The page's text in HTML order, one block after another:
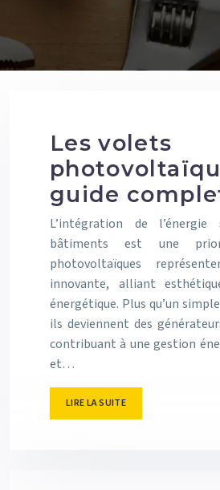
Les volets
guide
L’intégration de
bâtiments est une
photovoltaïques
innovante, alliant
énergétique. Plus qu’un
ils deviennent des
contribuant à une gestion
et…
LIRE LA SUITE